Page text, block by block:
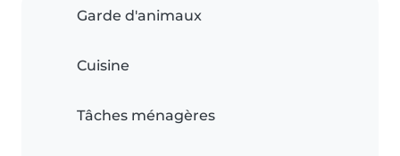
Garde d'animaux
Cuisine
Tâches ménagères